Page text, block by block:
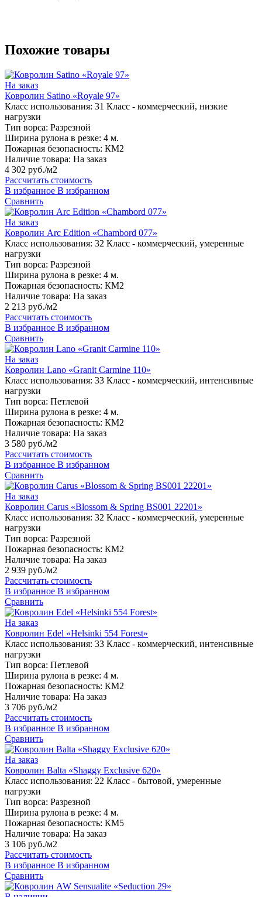
Похожие товары
На заказ
Ковролин Satino «Royale 97»
Класс использования: 31 Класс - коммерческий, низкие
нагрузки
Тип ворса: Разрезной
Ширина рулона в резке: 4 м.
Пожарная безопасность: КМ2
Наличие товара: На заказ
4 302 руб./м2
Рассчитать стоимость
В избранное В избранном
Сравнить
На заказ
Ковролин Arc Edition «Chambord 077»
Класс использования: 32 Класс - коммерческий, умеренные
нагрузки
Тип ворса: Разрезной
Ширина рулона в резке: 4 м.
Пожарная безопасность: КМ2
Наличие товара: На заказ
2 213 руб./м2
Рассчитать стоимость
В избранное В избранном
Сравнить
На заказ
Ковролин Lano «Granit Carmine 110»
Класс использования: 33 Класс - коммерческий, интенсивные
нагрузки
Тип ворса: Петлевой
Ширина рулона в резке: 4 м.
Пожарная безопасность: КМ2
Наличие товара: На заказ
3 580 руб./м2
Рассчитать стоимость
В избранное В избранном
Сравнить
На заказ
Ковролин Carus «Blossom & Spring BS001 22201»
Класс использования: 32 Класс - коммерческий, умеренные
нагрузки
Тип ворса: Разрезной
Пожарная безопасность: КМ2
Наличие товара: На заказ
2 939 руб./м2
Рассчитать стоимость
В избранное В избранном
Сравнить
На заказ
Ковролин Edel «Helsinki 554 Forest»
Класс использования: 33 Класс - коммерческий, интенсивные
нагрузки
Тип ворса: Петлевой
Ширина рулона в резке: 4 м.
Пожарная безопасность: КМ2
Наличие товара: На заказ
3 706 руб./м2
Рассчитать стоимость
В избранное В избранном
Сравнить
На заказ
Ковролин Balta «Shaggy Exclusive 620»
Класс использования: 22 Класс - бытовой, умеренные
нагрузки
Тип ворса: Разрезной
Ширина рулона в резке: 4 м.
Пожарная безопасность: КМ5
Наличие товара: На заказ
3 106 руб./м2
Рассчитать стоимость
В избранное В избранном
Сравнить